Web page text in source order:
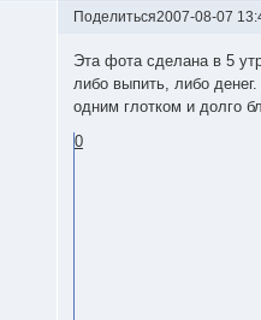
Поделиться2007-08-07
Эта фота сделана в 5
либо выпить, либо
одним глотком и долго
0